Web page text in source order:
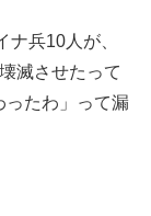
兵10人が、
滅させたって
ったわ」って漏